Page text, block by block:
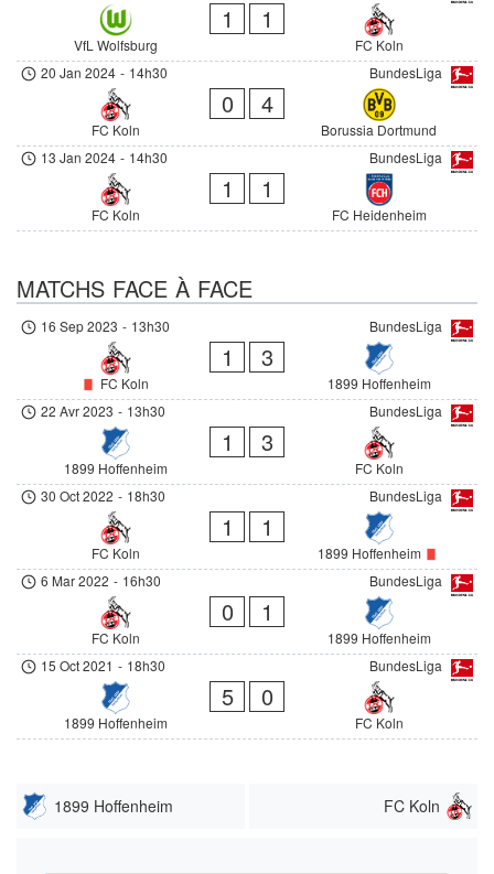
VfL Wolfsburg
1 1
FC Koln
BundesLiga
20 Jan 2024 - 14h30
FC Koln
0 4
Borussia Dortmund
BundesLiga
13 Jan 2024 - 14h30
FC Koln
1 1
FC Heidenheim
MATCHS FACE À FACE
BundesLiga
16 Sep 2023 - 13h30
FC Koln
1 3
1899 Hoffenheim
BundesLiga
22 Avr 2023 - 13h30
1899 Hoffenheim
1 3
FC Koln
BundesLiga
30 Oct 2022 - 18h30
FC Koln
1 1
1899 Hoffenheim
BundesLiga
6 Mar 2022 - 16h30
FC Koln
0 1
1899 Hoffenheim
BundesLiga
15 Oct 2021 - 18h30
1899 Hoffenheim
5 0
FC Koln
1899 Hoffenheim FC Koln